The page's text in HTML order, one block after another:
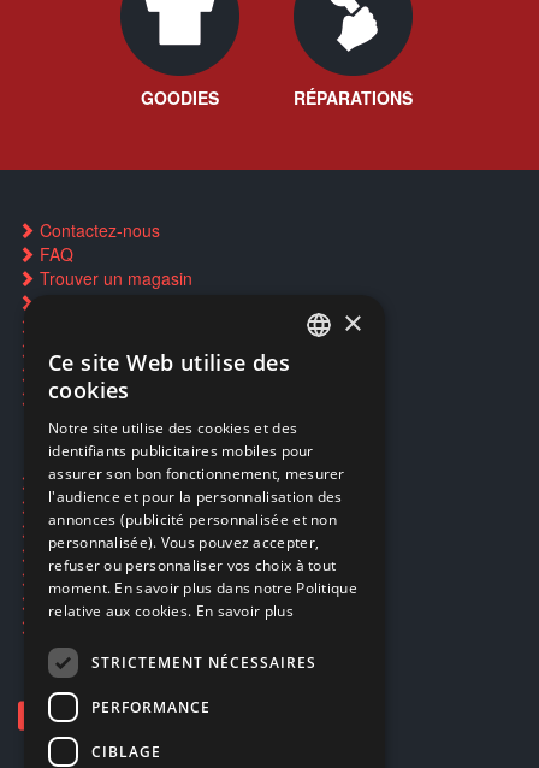
GOODIES RÉPARATIONS
Contactez-nous
FAQ
Trouver un magasin
Restauration CD griffés
Réparations & SAV
Smartpoints
Ecogaming
Expédition & retours
Confidentialité
Conditions générales
EA Sport UFC 6
Call of Duty: Modern Warfare 4
Rachat et revente de jeux en cash
ENGLISH
×
Ce site Web utilise des
cookies
Notre site utilise des cookies et des
identifiants publicitaires mobiles pour
assurer son bon fonctionnement, mesurer
l'audience et pour la personnalisation des
annonces (publicité personnalisée et non
personnalisée). Vous pouvez accepter,
refuser ou personnaliser vos choix à tout
moment. En savoir plus dans notre Politique
relative aux cookies. En savoir plus
STRICTEMENT NÉCESSAIRES
PERFORMANCE
CIBLAGE